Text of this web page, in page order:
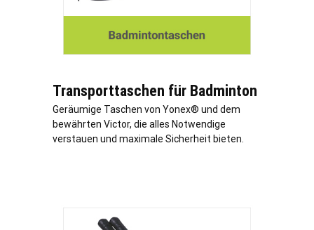
Transporttaschen für Badminton
Geräumige Taschen von Yonex® und dem
bewährten Victor, die alles Notwendige
verstauen und maximale Sicherheit bieten.